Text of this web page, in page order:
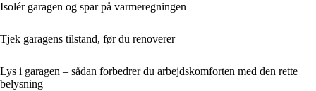
Isolér garagen og spar på varmeregningen
Tjek garagens tilstand, før du renoverer
Lys i garagen – sådan forbedrer du arbejdskomforten med den rette
belysning